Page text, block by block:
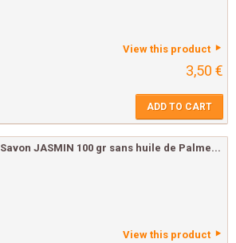
View this product
3,50 €
ADD TO CART
Savon JASMIN 100 gr sans huile de Palme...
View this product